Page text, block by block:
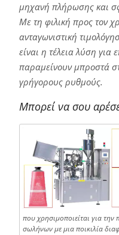
μηχανή πλήρωσης και
Με τη φιλική προς τον
ανταγωνιστική
είναι η τέλεια λύση για
παραμείνουν μπροστά
γρήγορους ρυθμούς.
Μπορεί να σου
που χρησιμοποιείται για
σωλήνων με μια ποικιλία